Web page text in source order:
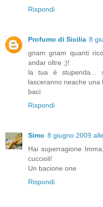
Rispondi
Profumo di Sicilia 8
gnam gnam quanti
andar oltre ;)!
la tua è stupenda...
lasceranno neache una
baci
Rispondi
Simo 8 giugno 2009
Hai superragione
cuccioli!
Un bacione one
Rispondi